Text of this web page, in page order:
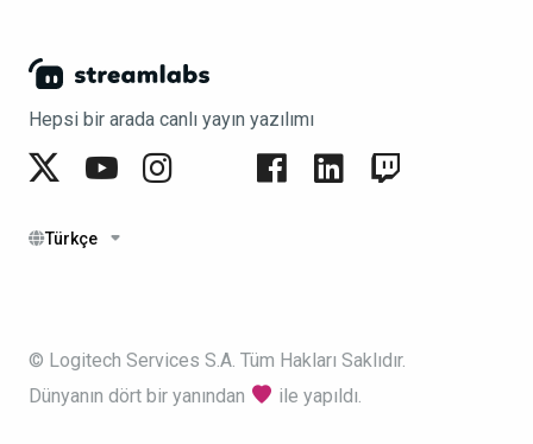
Hepsi bir arada canlı yayın yazılımı
Türkçe
© Logitech Services S.A. Tüm Hakları Saklıdır.
Dünyanın dört bir yanından
ile yapıldı.